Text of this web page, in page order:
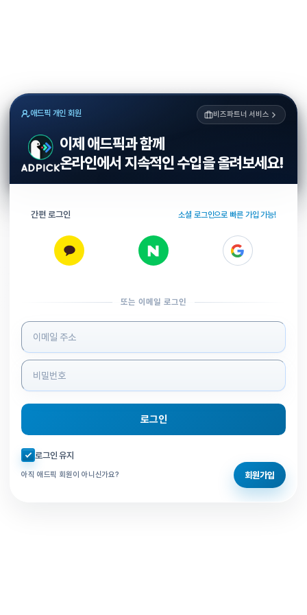
애드픽 개인 회원 비즈파트너 서비스
이제 애드픽과 함께
온라인에서 지속적인 수입을 올려보세요!
간편 로그인 소셜 로그인으로 빠른 가입 가능!
또는 이메일 로그인
로그인 정보 입력
로그인
자동로그인 체크
로그인 유지
아직 애드픽 회원이 아니신가요? 회원가입